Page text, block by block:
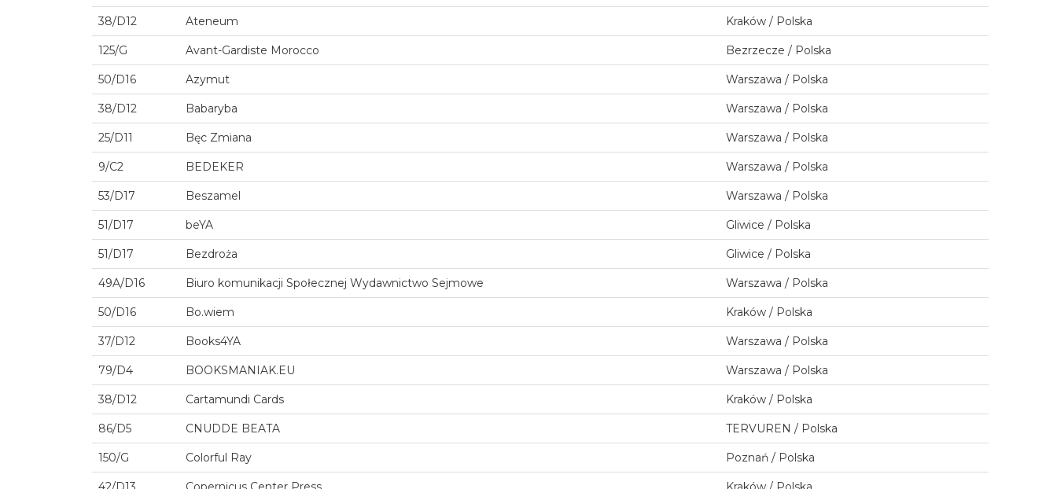
38/D12 Ateneum Kraków / Polska
125/G Avant-Gardiste Morocco Bezrzecze / Polska
50/D16 Azymut Warszawa / Polska
38/D12 Babaryba Warszawa / Polska
25/D11 Bęc Zmiana Warszawa / Polska
9/C2 BEDEKER Warszawa / Polska
53/D17 Beszamel Warszawa / Polska
51/D17 beYA Gliwice / Polska
51/D17 Bezdroża Gliwice / Polska
49A/D16 Biuro komunikacji Społecznej Wydawnictwo Sejmowe Warszawa / Polska
50/D16 Bo.wiem Kraków / Polska
37/D12 Books4YA Warszawa / Polska
79/D4 BOOKSMANIAK.EU Warszawa / Polska
38/D12 Cartamundi Cards Kraków / Polska
86/D5 CNUDDE BEATA TERVUREN / Polska
150/G Colorful Ray Poznań / Polska